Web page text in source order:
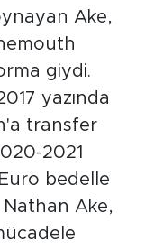
Ake,
giydi.
yazında
transfer
2021
bedelle
Ake,